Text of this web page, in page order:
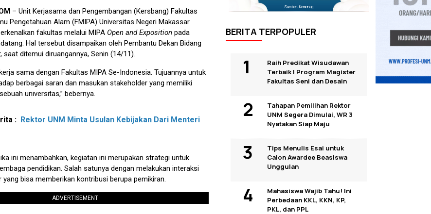
– Unit Kerjasama dan Pengembangan (Kersbang) Fakultas
Pengetahuan Alam (FMIPA) Universitas Negeri Makassar
fakultas melalui MIPA Open and Exposition pada
Hal tersebut disampaikan oleh Pembantu Dekan Bidang
saat ditemui diruangannya, Senin (14/11).
sama dengan Fakultas MIPA Se-Indonesia. Tujuannya untuk
berbagai saran dan masukan stakeholder yang memiliki
universitas,” bebernya.
: Rektor UNM Minta Usulan Kebijakan Dari Menteri
ini menambahkan, kegiatan ini merupakan strategi untuk
pendidikan. Salah satunya dengan melakukan interaksi
yang bisa memberikan kontribusi berupa pemikiran.
ADVERTISEMENT
Sumber: Kemenag
BERITA TERPOPULER
Raih Predikat Wisudawan
Terbaik I Program Magister
Fakultas Seni dan Desain
Tahapan Pemilihan Rektor
UNM Segera Dimulai, WR 3
Nyatakan Siap Maju
Tips Menulis Esai untuk
Calon Awardee Beasiswa
Unggulan
Mahasiswa Wajib Tahu! Ini
Perbedaan KKL, KKN, KP,
PKL, dan PPL